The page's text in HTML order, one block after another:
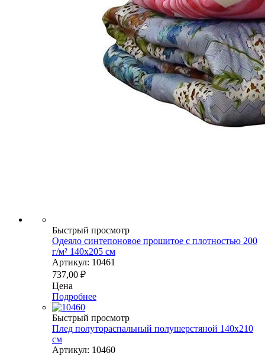
Быстрый просмотр
Одеяло синтепоновое прошитое с плотностью 200
г/м² 140х205 см
Артикул: 10461
737,00 ₽
Цена
Подробнее
Быстрый просмотр
Плед полутораспальный полушерстяной 140х210
см
Артикул: 10460